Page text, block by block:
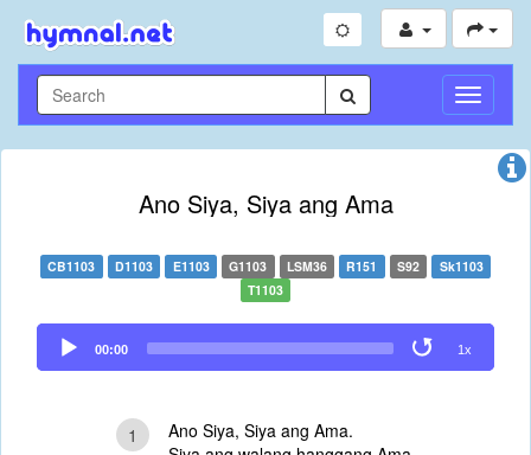
Toggle
Ano Siya, Siya ang Ama
CB1103 D1103 E1103 G1103 LSM36 R151 S92
Sk1103
T1103
Audio
Player
00:00 1x
1
Ano Siya, Siya ang Ama.